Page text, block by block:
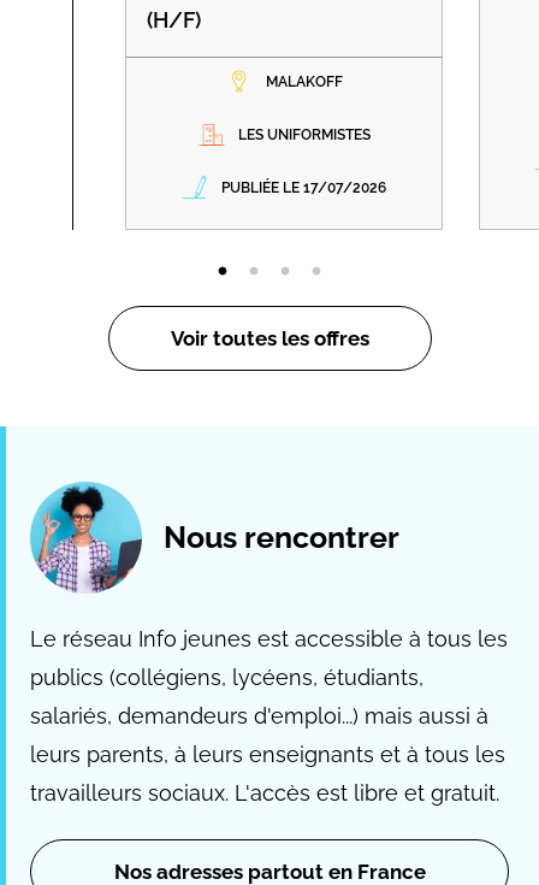
(H/F)
MALAKOFF
LES UNIFORMISTES
PUBLIÉE LE 17/07/2026
Voir toutes les offres
Nous rencontrer
Le réseau Info jeunes est accessible à tous les
publics (collégiens, lycéens, étudiants,
salariés, demandeurs d'emploi...) mais aussi à
leurs parents, à leurs enseignants et à tous les
travailleurs sociaux. L'accès est libre et gratuit.
Nos adresses partout en France